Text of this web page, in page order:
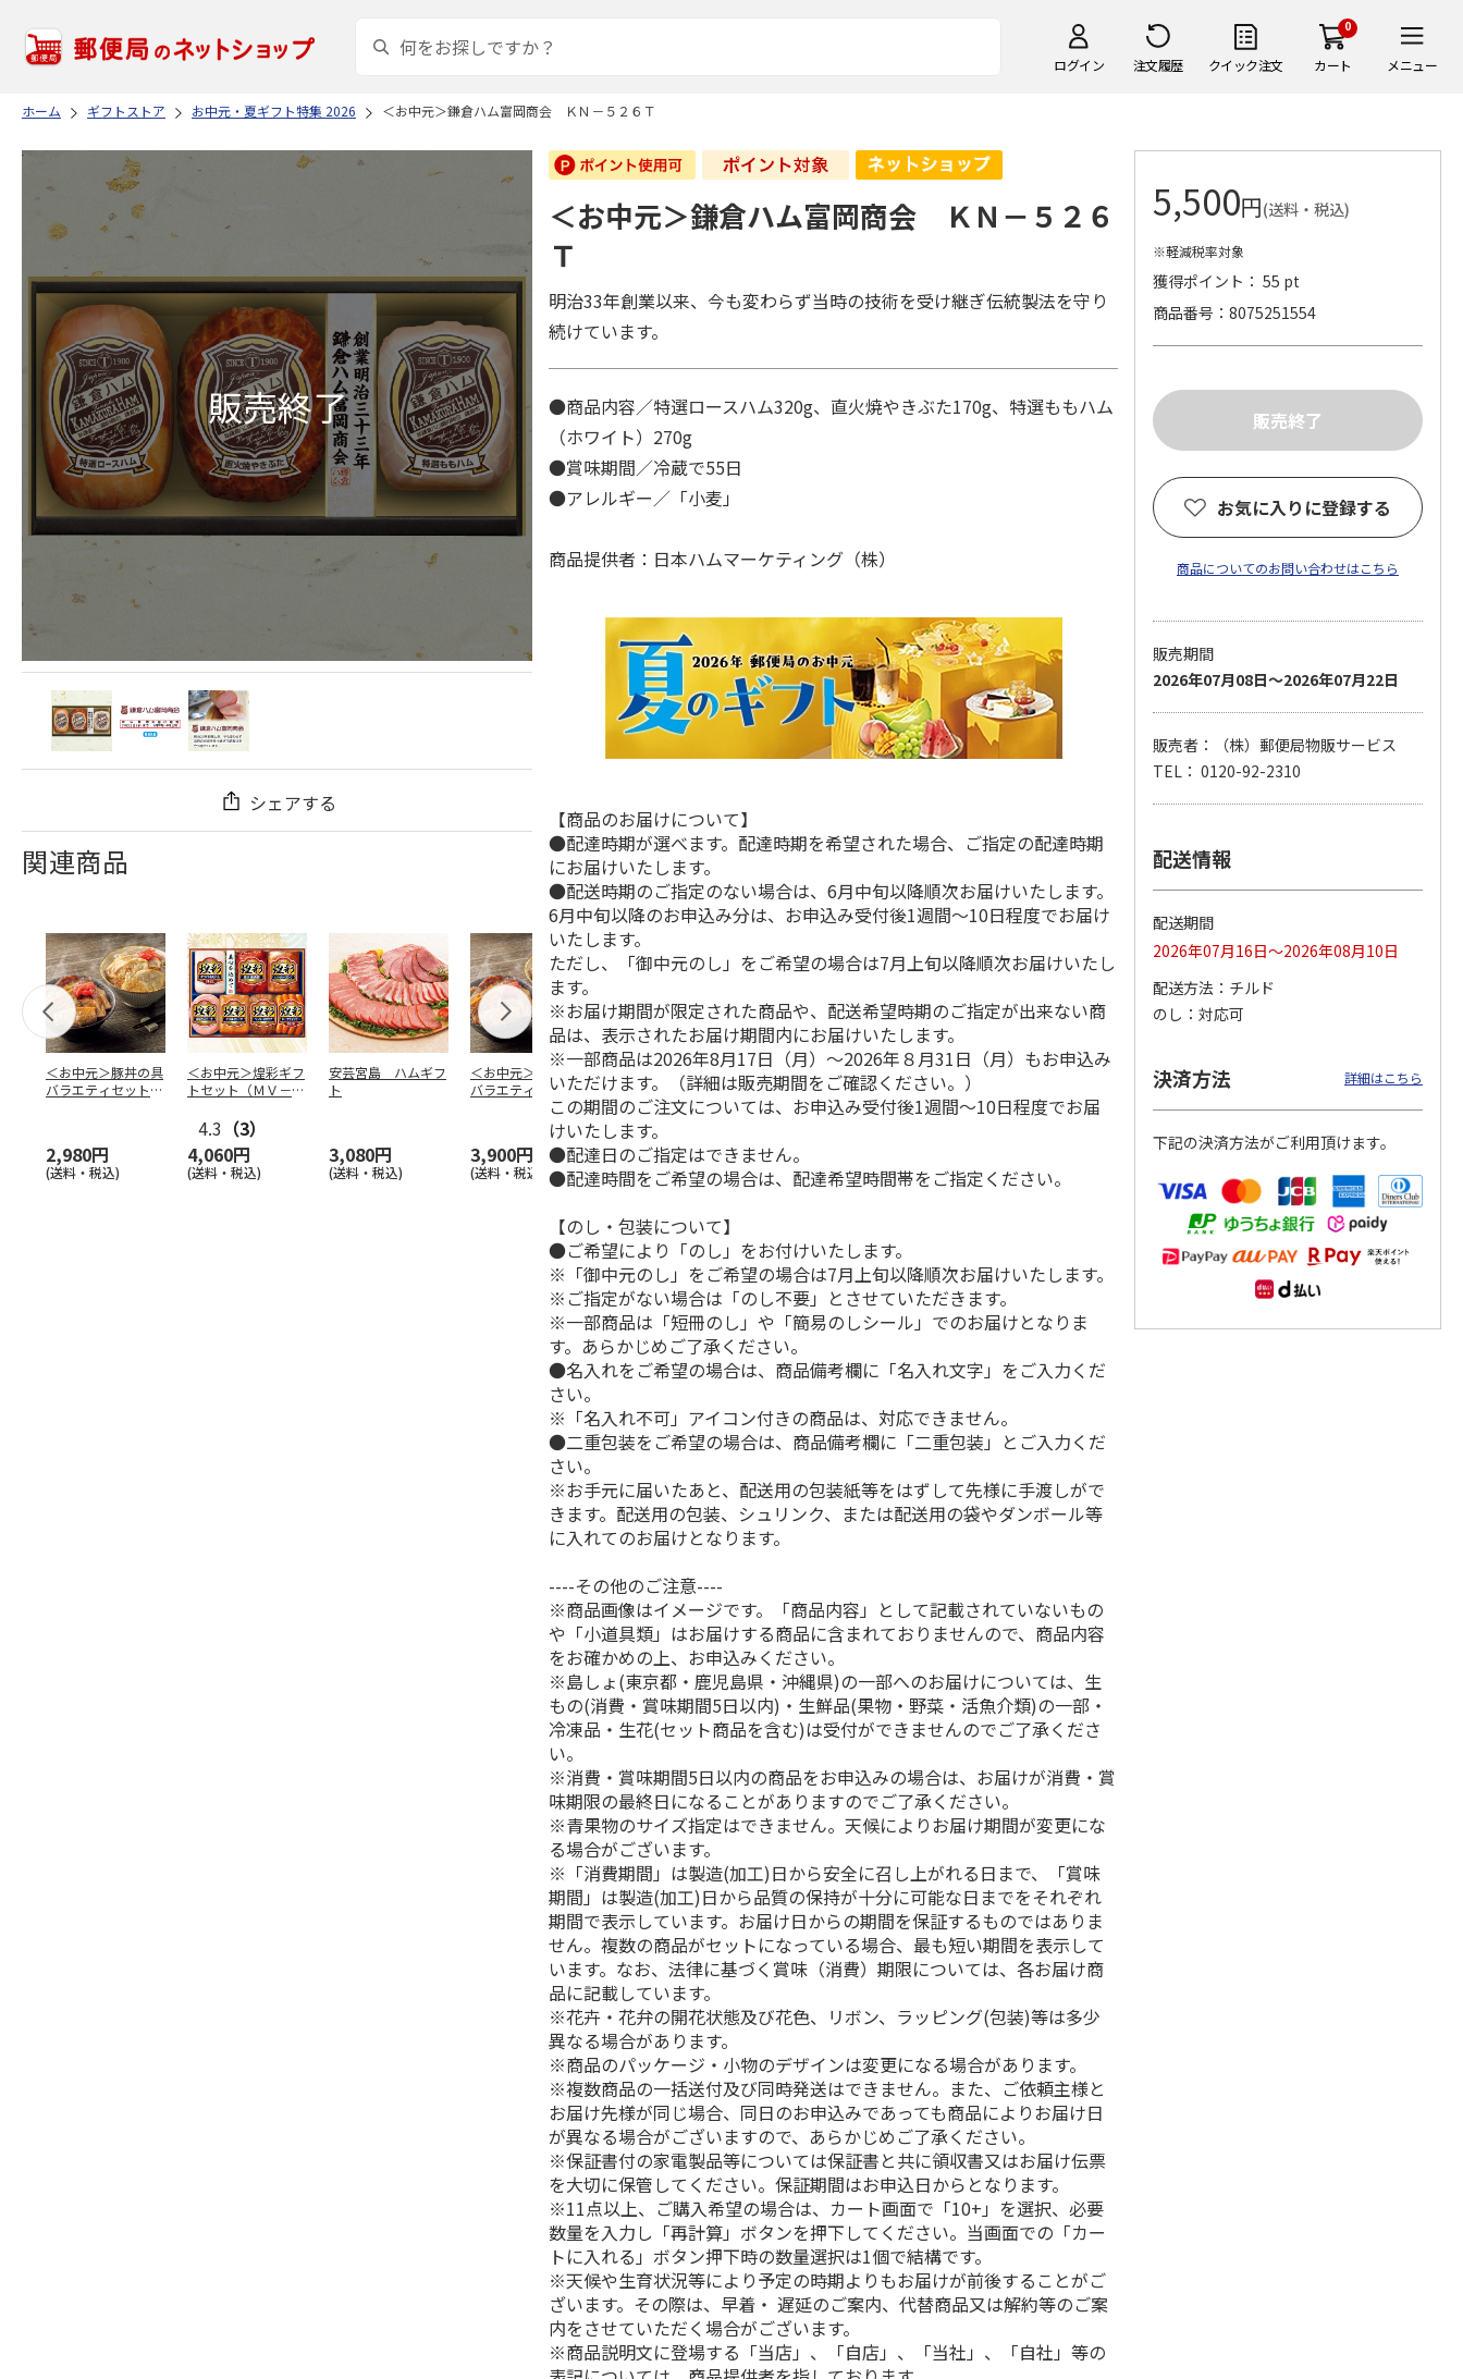
ログイン 注文履歴 クイック注文
0
カート メニュー
ホーム ギフトストア お中元・夏ギフト特集 2026 ＜お中元＞鎌倉ハム富岡商会 ＫＮ－５２６Ｔ
シェアする
関連商品
＜お中元＞豚丼の具
バラエティセット
2,980円
(送料・税込)
＜お中元＞煌彩ギフ
トセット（ＭＶ－５
4.3 （3）
4,060円
(送料・税込)
安芸宮島 ハムギフ
ト
3,080円
(送料・税込)
＜お中元＞豚丼の具
バラエティセット
3,900円
(送料・税込)
＜お中元＞【冷凍】
６種類のお肉ソムリ
エアソートＢＯＸ
5,980円
(送料・税込)
＜お中元＞やまがた
雪豚ロースみそ漬７
０ｇ×６
3,780円
(送料・税込)
＜お中元＞モクモ
ク 原形ベーコンと
ソーセージセット
(送料・税込)
【冷凍】北海道直送
店 豚丼6食セット
(送料別・税込)
＜お中元＞やまがた
雪豚ロースみそ漬７
０ｇ×５
3,240円
＜お中元＞＜帯広
豚丼一番＞特上豚丼
の具３種セット
4,980円
(送料・税込)
＜お中元＞鎌倉ハム富岡商会 ＫＮ－５２６
Ｔ
明治33年創業以来、今も変わらず当時の技術を受け継ぎ伝統製法を守り
続けています。
●商品内容／特選ロースハム320g、直火焼やきぶた170g、特選ももハム
（ホワイト）270g
●賞味期間／冷蔵で55日
●アレルギー／「小麦」
商品提供者：日本ハムマーケティング（株）
【商品のお届けについて】
●配達時期が選べます。配達時期を希望された場合、ご指定の配達時期
にお届けいたします。
●配送時期のご指定のない場合は、6月中旬以降順次お届けいたします。
6月中旬以降のお申込み分は、お申込み受付後1週間～10日程度でお届け
いたします。
ただし、「御中元のし」をご希望の場合は7月上旬以降順次お届けいたし
ます。
※お届け期間が限定された商品や、配送希望時期のご指定が出来ない商
品は、表示されたお届け期間内にお届けいたします。
※一部商品は2026年8月17日（月）～2026年８月31日（月）もお申込み
いただけます。（詳細は販売期間をご確認ください。）
この期間のご注文については、お申込み受付後1週間～10日程度でお届
けいたします。
●配達日のご指定はできません。
●配達時間をご希望の場合は、配達希望時間帯をご指定ください。
【のし・包装について】
●ご希望により「のし」をお付けいたします。
※「御中元のし」をご希望の場合は7月上旬以降順次お届けいたします。
※ご指定がない場合は「のし不要」とさせていただきます。
※一部商品は「短冊のし」や「簡易のしシール」でのお届けとなりま
す。あらかじめご了承ください。
●名入れをご希望の場合は、商品備考欄に「名入れ文字」をご入力くだ
さい。
※「名入れ不可」アイコン付きの商品は、対応できません。
●二重包装をご希望の場合は、商品備考欄に「二重包装」とご入力くだ
さい。
※お手元に届いたあと、配送用の包装紙等をはずして先様に手渡しがで
きます。配送用の包装、シュリンク、または配送用の袋やダンボール等
に入れてのお届けとなります。
----その他のご注意----
※商品画像はイメージです。「商品内容」として記載されていないもの
や「小道具類」はお届けする商品に含まれておりませんので、商品内容
をお確かめの上、お申込みください。
※島しょ(東京都・鹿児島県・沖縄県)の一部へのお届けについては、生
もの(消費・賞味期間5日以内)・生鮮品(果物・野菜・活魚介類)の一部・
冷凍品・生花(セット商品を含む)は受付ができませんのでご了承くださ
い。
※消費・賞味期間5日以内の商品をお申込みの場合は、お届けが消費・賞
味期限の最終日になることがありますのでご了承ください。
※青果物のサイズ指定はできません。天候によりお届け期間が変更にな
る場合がございます。
※「消費期間」は製造(加工)日から安全に召し上がれる日まで、「賞味
期間」は製造(加工)日から品質の保持が十分に可能な日までをそれぞれ
期間で表示しています。お届け日からの期間を保証するものではありま
せん。複数の商品がセットになっている場合、最も短い期間を表示して
います。なお、法律に基づく賞味（消費）期限については、各お届け商
品に記載しています。
※花卉・花弁の開花状態及び花色、リボン、ラッピング(包装)等は多少
異なる場合があります。
※商品のパッケージ・小物のデザインは変更になる場合があります。
※複数商品の一括送付及び同時発送はできません。また、ご依頼主様と
お届け先様が同じ場合、同日のお申込みであっても商品によりお届け日
が異なる場合がございますので、あらかじめご了承ください。
※保証書付の家電製品等については保証書と共に領収書又はお届け伝票
を大切に保管してください。保証期間はお申込日からとなります。
※11点以上、ご購入希望の場合は、カート画面で「10+」を選択、必要
数量を入力し「再計算」ボタンを押下してください。当画面での「カー
トに入れる」ボタン押下時の数量選択は1個で結構です。
※天候や生育状況等により予定の時期よりもお届けが前後することがご
ざいます。その際は、早着・ 遅延のご案内、代替商品又は解約等のご案
内をさせていただく場合がございます。
※商品説明文に登場する「当店」、「自店」、「当社」、「自社」等の
5,500円(送料・税込)
※軽減税率対象
獲得ポイント： 55 pt
商品番号
8075251554
お気に入りに登録する
商品についてのお問い合わせはこちら
販売期間
2026年07月08日～2026年07月22日
販売者：（株）郵便局物販サービス
TEL： 0120-92-2310
配送情報
配送期間
2026年07月16日～2026年08月10日
配送方法
チルド
のし
対応可
決済方法 詳細はこちら
下記の決済方法がご利用頂けます。